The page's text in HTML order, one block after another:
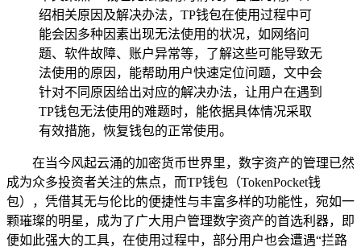
绍相关原因及解决办法，TP钱包在使用过程中可
能会因多种因素出现无法使用的状况，如网络问
题、软件故障、账户异常等，了解这些可能导致无
法使用的原因，能帮助用户快速定位问题，文中会
针对不同原因给出对应的解决办法，让用户在遇到
TP钱包无法使用的难题时，能依据具体情况采取
有效措施，恢复钱包的正常使用。
在当今风起云涌的加密货币世界里，数字资产的管理已然
成为众多投资者关注的焦点，而TP钱包（TokenPocket钱
包），凭借其无与伦比的便捷性与丰富多样的功能性，宛如一
颗璀璨的明星，成为了广大用户管理数字资产的首选利器，即
便如此强大的工具，在使用过程中，部分用户也会遭遇“拦路